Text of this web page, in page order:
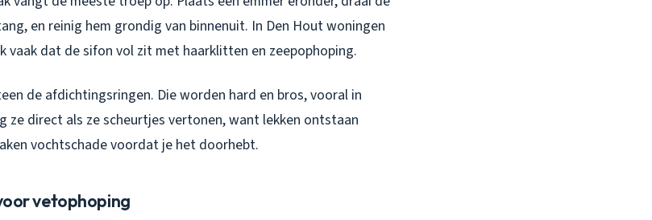
en reinig hem grondig van binnenuit. In Den Hout woningen
vaak dat de sifon vol zit met haarklitten en zeepophoping.
de afdichtingsringen. Die worden hard en bros, vooral in
ze direct als ze scheurtjes vertonen, want lekken ontstaan
vochtschade voordat je het doorhebt.
vetophoping